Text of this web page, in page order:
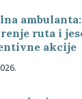
ruta i
akcije